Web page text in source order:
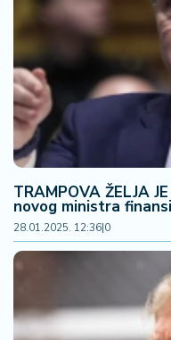
TRAMPOVA ŽELJA
novog ministra
28.01.2025. 12:36|0